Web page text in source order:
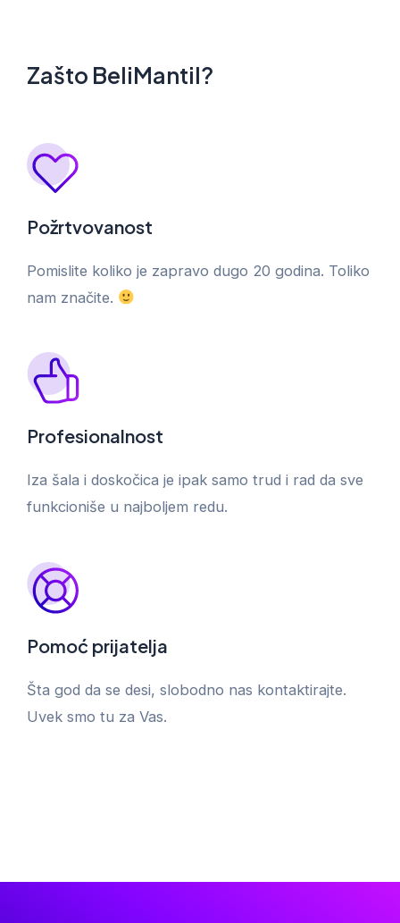
Zašto BeliMantil?
Požrtvovanost
Pomislite koliko je zapravo dugo 20 godina. Toliko
nam značite.
Profesionalnost
Iza šala i doskočica je ipak samo trud i rad da sve
funkcioniše u najboljem redu.
Pomoć prijatelja
Šta god da se desi, slobodno nas kontaktirajte.
Uvek smo tu za Vas.